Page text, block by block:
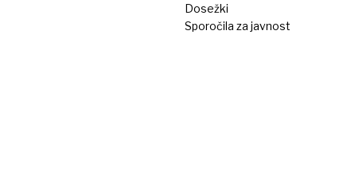
Dosežki
Sporočila za javnost